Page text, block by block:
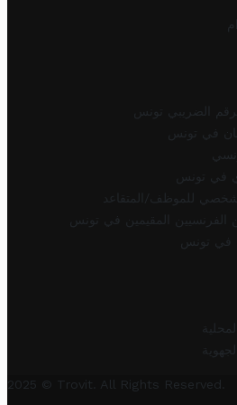
الضريبي تونس
في تونس
في تونس
للموظف/المتقاعد
الفرنسيين المقيمين في تونس
في تونس
2025 © Trovit. All Rights Reserved.